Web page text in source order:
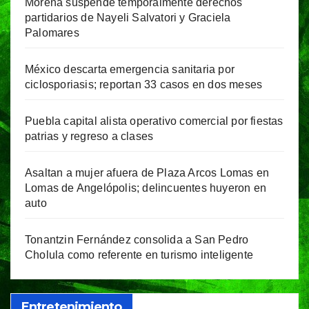
partidarios de Nayeli Salvatori y Graciela
Palomares
México descarta emergencia sanitaria por
ciclosporiasis; reportan 33 casos en dos meses
Puebla capital alista operativo comercial por fiestas
patrias y regreso a clases
Asaltan a mujer afuera de Plaza Arcos Lomas en
Lomas de Angelópolis; delincuentes huyeron en
auto
Tonantzin Fernández consolida a San Pedro
Cholula como referente en turismo inteligente